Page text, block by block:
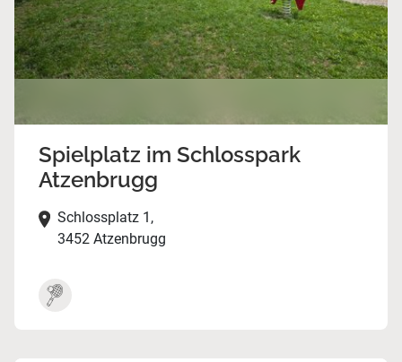
Spielplatz im Schlosspark
Atzenbrugg
Schlossplatz 1,
3452 Atzenbrugg